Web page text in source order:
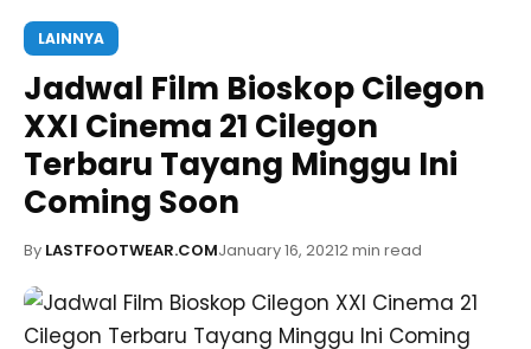
LAINNYA
Jadwal Film Bioskop Cilegon
XXI Cinema 21 Cilegon
Terbaru Tayang Minggu Ini
Coming Soon
By LASTFOOTWEAR.COMJanuary 16, 20212 min read